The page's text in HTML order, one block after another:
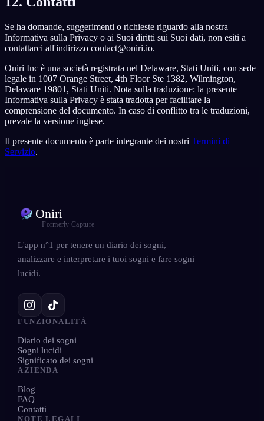
Se ha domande, suggerimenti o richieste riguardo alla nostra
Informativa sulla Privacy o ai Suoi diritti sui Suoi dati, non esiti a
contattarci all'indirizzo contact@oniri.io.
Oniri Inc è una società registrata nel Delaware, Stati Uniti, con sede
legale in 1007 Orange Street, 4th Floor Ste 1382, Wilmington,
Delaware 19801, Stati Uniti. Nota sulla traduzione: la presente
Informativa sulla Privacy è stata tradotta per facilitare la
comprensione del documento. In caso di conflitto tra le traduzioni,
prevale la versione inglese.
Il presente documento è parte integrante dei nostri Termini di
Servizio.
Oniri
Formerly Capture
L'app n°1 per tenere un diario dei sogni,
analizzare e interpretare i tuoi sogni e fare sogni
lucidi.
FUNZIONALITÀ
Diario dei sogni
Sogni lucidi
Significato dei sogni
AZIENDA
Blog
FAQ
Contatti
NOTE LEGALI